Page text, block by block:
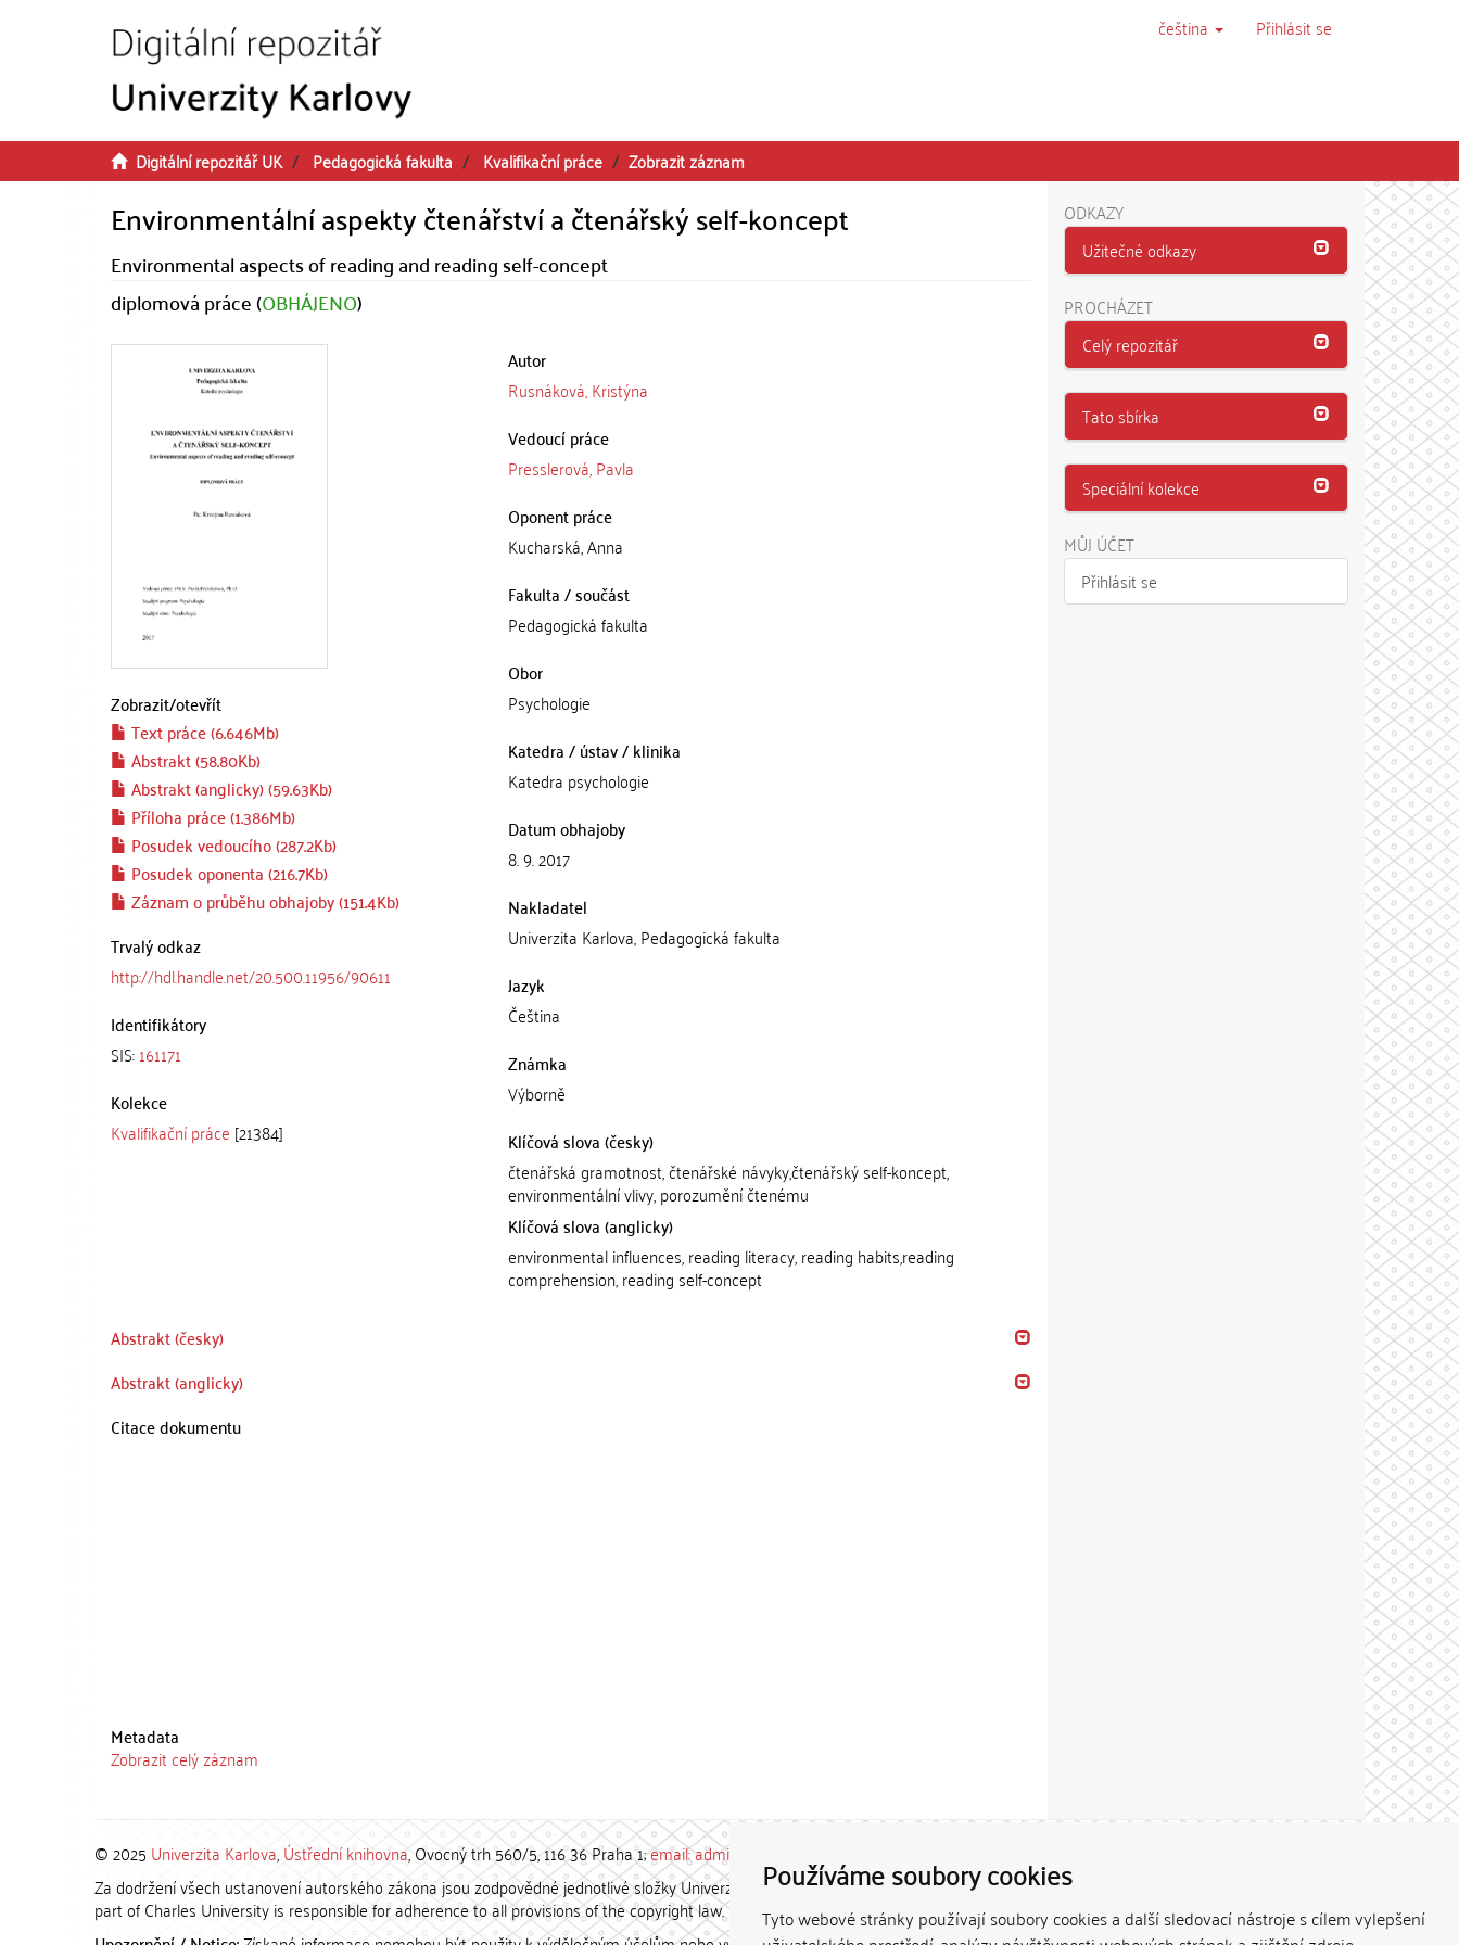
Používáme soubory cookies
Tyto webové stránky používají soubory cookies a další sledovací nástroje s cílem vylepšení
čeština Přihlásit se
Digitální repozitář UK Pedagogická fakulta Kvalifikační práce Zobrazit záznam
Environmentální aspekty čtenářství a čtenářský self-koncept
Environmental aspects of reading and reading self-concept
diplomová práce (OBHÁJENO)
Zobrazit/otevřít
Text práce (6.646Mb)
Abstrakt (58.80Kb)
Abstrakt (anglicky) (59.63Kb)
Příloha práce (1.386Mb)
Posudek vedoucího (287.2Kb)
Posudek oponenta (216.7Kb)
Záznam o průběhu obhajoby (151.4Kb)
Trvalý odkaz
http://hdl.handle.net/20.500.11956/90611
Identifikátory
SIS:161171
Kolekce
Kvalifikační práce [21384]
Autor
Rusnáková, Kristýna
Vedoucí práce
Presslerová, Pavla
Oponent práce
Kucharská, Anna
Fakulta / součást
Pedagogická fakulta
Obor
Psychologie
Katedra / ústav / klinika
Katedra psychologie
Datum obhajoby
8. 9. 2017
Nakladatel
Univerzita Karlova, Pedagogická fakulta
Jazyk
Čeština
Známka
Výborně
Klíčová slova (česky)
čtenářská gramotnost, čtenářské návyky,čtenářský self-koncept,
environmentální vlivy, porozumění čtenému
Klíčová slova (anglicky)
environmental influences, reading literacy, reading habits,reading
comprehension, reading self-concept
Abstrakt (česky)
Abstrakt (anglicky)
Citace dokumentu
Metadata
Zobrazit celý záznam
ODKAZY
Užitečné odkazy
PROCHÁZET
Celý repozitář
Tato sbírka
Speciální kolekce
MŮJ ÚČET
Přihlásit se
© 2025 Univerzita Karlova,Ústřední knihovna, Ovocný trh 560/5, 116 36 Praha 1;email: admin-repozitar [at] cuni.cz
Za dodržení všech ustanovení autorského zákona jsou zodpovědné jednotlivé složky Univerzity Karlovy. / Each constituent
part of Charles University is responsible for adherence to all provisions of the copyright law.